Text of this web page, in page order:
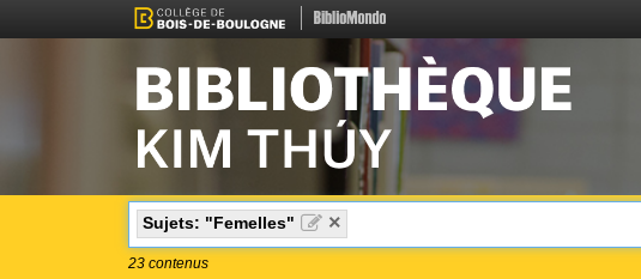
Sujets: "Femelles" ×
23 contenus